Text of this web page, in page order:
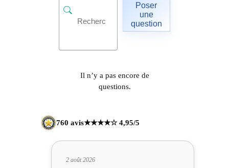
Poser
une
question
Il n’y a pas encore de
questions.
760 avis★★★★☆ 4,95/5
2 août 2026